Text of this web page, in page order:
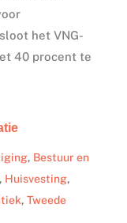
het VNG-
40 procent te
, Bestuur en
Huisvesting,
, Tweede